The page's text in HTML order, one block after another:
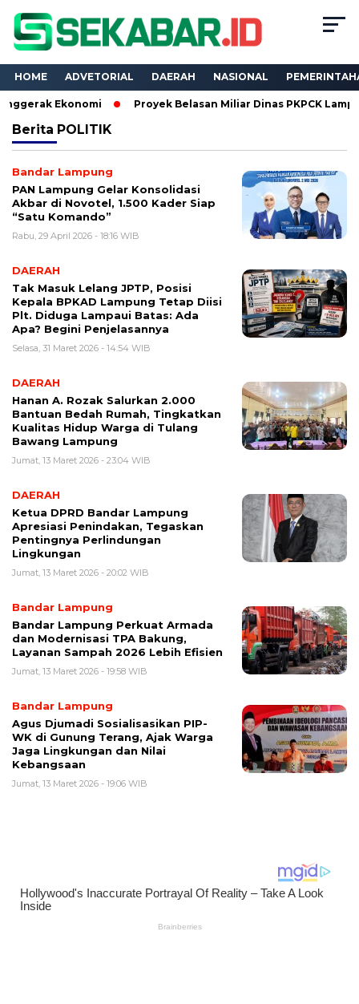
HOME ADVETORIAL DAERAH NASIONAL
Ekonomi Proyek Belasan Miliar Dinas PKPCK Lampung
Berita POLITIK
Bandar Lampung
PAN Lampung Gelar Konsolidasi
Akbar di Novotel, 1.500 Kader Siap
“Satu Komando”
Rabu, 29 April 2026 - 18:16 WIB
DAERAH
Tak Masuk Lelang JPTP, Posisi
Kepala BPKAD Lampung Tetap Diisi
Plt. Diduga Lampaui Batas: Ada
Apa? Begini Penjelasannya
Selasa, 31 Maret 2026 - 14:54 WIB
DAERAH
Hanan A. Rozak Salurkan 2.000
Bantuan Bedah Rumah, Tingkatkan
Kualitas Hidup Warga di Tulang
Bawang Lampung
Jumat, 13 Maret 2026 - 23:04 WIB
DAERAH
Ketua DPRD Bandar Lampung
Apresiasi Penindakan, Tegaskan
Pentingnya Perlindungan
Lingkungan
Jumat, 13 Maret 2026 - 20:02 WIB
Bandar Lampung
Bandar Lampung Perkuat Armada
dan Modernisasi TPA Bakung,
Layanan Sampah 2026 Lebih Efisien
Jumat, 13 Maret 2026 - 19:58 WIB
Bandar Lampung
Agus Djumadi Sosialisasikan PIP-
WK di Gunung Terang, Ajak Warga
Jaga Lingkungan dan Nilai
Kebangsaan
Jumat, 13 Maret 2026 - 19:06 WIB